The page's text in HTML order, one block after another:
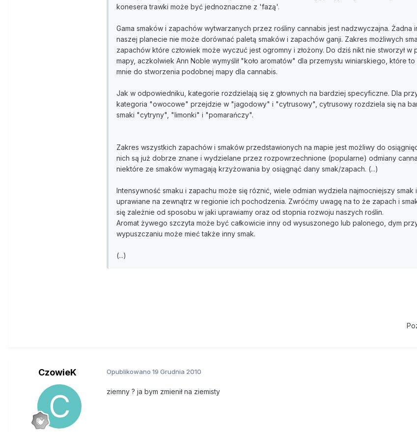
konesera trawki może być jednoznaczne z 'fazą'.
Gama smaków i zapachów wytwarzanych przez rośliny cannabis jest nadzwyczajna. Żadna
naszej planecie nie może dorównać paletą smaków i zapachów ganji. Zakres możliwych
zapachów które człowiek może wyczuć jest ogromny i złożony. Do dziś nikt nie stworzył w
mapy, aczkolwiek Ann Noble wymyślił "koło aromatów" dla przemysłu winiarskiego, które to
mnie do stworzenia podobnej mapy dla cannabis.
Jak w odpowiedniku, kategorie rozdzielają się z głownych na bardziej specyficzne. Dla
kategoria "owocowe" przejdzie w "jagodowy" i "cytrusowy", cytrusowy rozdziela się na
smaki "cytryny", "limonki" i "pomarańczy".
Zakres wszystkich zapachów i smaków przedstawionych na mapie jest możliwy do
nich są już dobrze znane i wydzielane przez rozpowrzechnione (popularne) odmiany
niektóre ze smaków wymagają krzyżowania by osiągnąć dany smak/zapach. (...)
Intensywność smaku i zapachu może się róznić, wiele odmian wydziela najmocniejszy smak
uprawiane na zewnątrz w regionie ich pochodzenia. Zwróćmy uwagę na to że zapach i
się zależnie od sposobu w jaki uprawiamy oraz od stopnia rozwoju naszych roślin.
Aromat żywego szczyta może być całkowicie inny od wysuszonego lub palonego, dym
wypuszczaniu może mieć także inny smak.
(...)
CzowieK Opublikowano 19 Grudnia 2010
ziemny ? ja bym zmienił na ziemisty